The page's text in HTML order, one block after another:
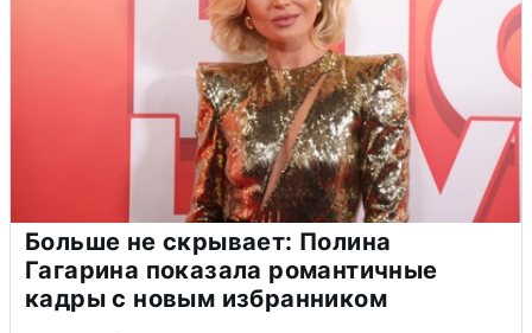
Больше не скрывает: Полина
Гагарина показала романтичные
кадры с новым избранником